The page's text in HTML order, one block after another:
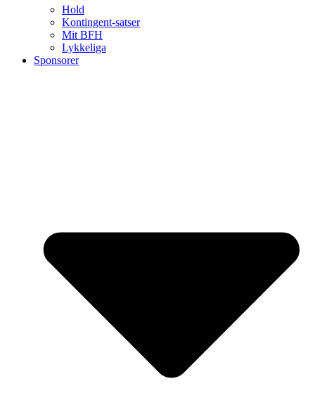
Hold
Kontingent-satser
Mit BFH
Lykkeliga
Sponsorer